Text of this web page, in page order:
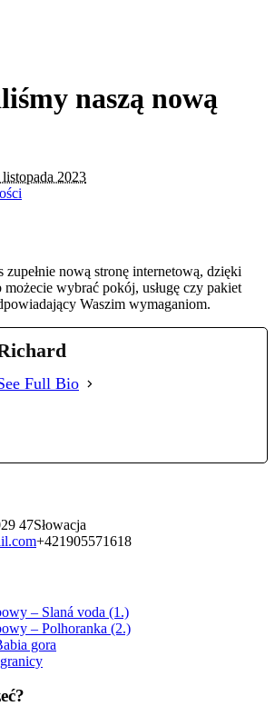
naszą nową
listopada 2023
nową stronę internetową, dzięki
możecie wybrać pokój, usługę czy pakiet
Waszim wymaganiom.
Full Bio
47Słowacja
+421905571618
– Slaná voda (1.)
– Polhoranka (2.)
gora